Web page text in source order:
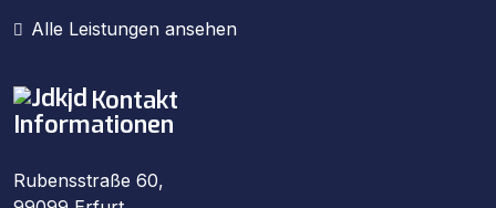
Alle Leistungen ansehen
Kontakt
Informationen
Rubensstraße 60,